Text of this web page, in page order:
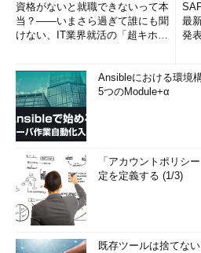
資格がないと就職できないって本
当？――いまさら過ぎて誰にも聞
けない、IT業界就活の「超キホ
最
発
Ansibleにおける環境
5つのModule+α
「アカウントポリシ
定を定義する (1/3)
既存ツールは捨てな